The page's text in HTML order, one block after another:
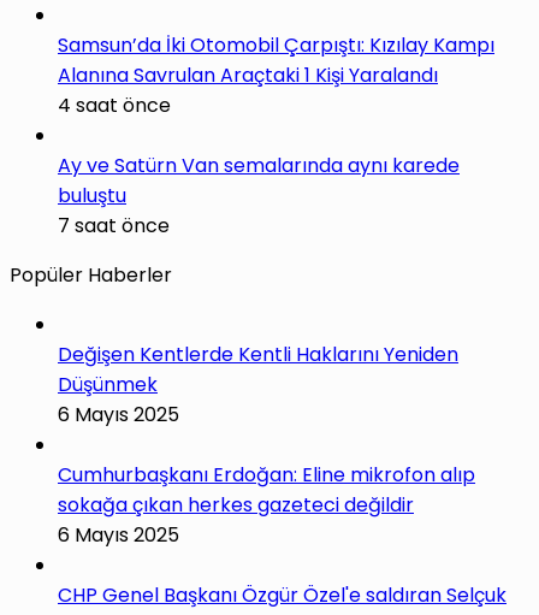
Samsun’da İki Otomobil Çarpıştı: Kızılay Kampı
Alanına Savrulan Araçtaki 1 Kişi Yaralandı
4 saat önce
Ay ve Satürn Van semalarında aynı karede
buluştu
7 saat önce
Popüler Haberler
Değişen Kentlerde Kentli Haklarını Yeniden
Düşünmek
6 Mayıs 2025
Cumhurbaşkanı Erdoğan: Eline mikrofon alıp
sokağa çıkan herkes gazeteci değildir
6 Mayıs 2025
CHP Genel Başkanı Özgür Özel'e saldıran Selçuk